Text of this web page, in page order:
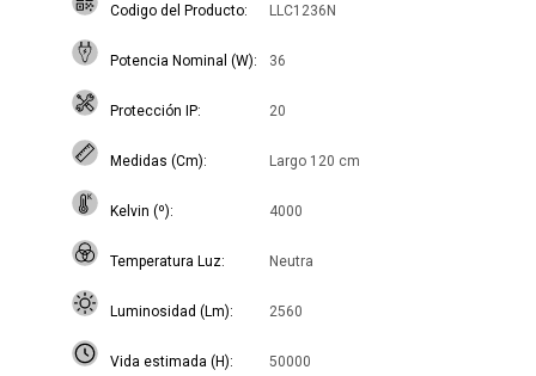
Codigo del Producto LLC1236N
Potencia Nominal (W) 36
Protección IP 20
Medidas (Cm) Largo 120 cm
Kelvin (º) 4000
Temperatura Luz Neutra
Luminosidad (Lm) 2560
Vida estimada (H) 50000